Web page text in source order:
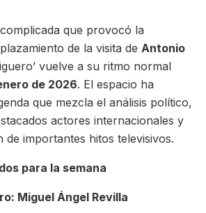
que provocó la
de la visita de Antonio
vuelve a su ritmo normal
de 2026. El espacio ha
que mezcla el análisis político,
actores internacionales y
de importantes hitos televisivos.
para la semana
Miguel Ángel Revilla